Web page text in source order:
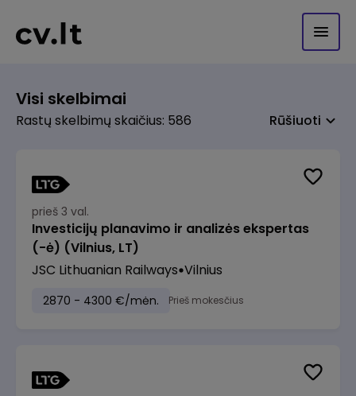
Visi skelbimai
Rastų skelbimų skaičius: 586 Rūšiuoti
prieš 3 val.
Investicijų planavimo ir analizės ekspertas
(-ė) (Vilnius, LT)
JSC Lithuanian Railways Vilnius
2870 - 4300 €/mėn. Prieš mokesčius